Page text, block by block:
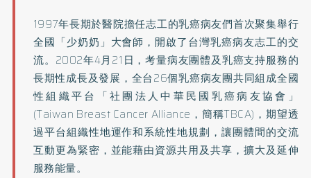
1997年長期於醫院擔任志工的乳癌病友們首次聚集舉行
全國「少奶奶」大會師，開啟了台灣乳癌病友志工的交
流。2002年4月21日，考量病友團體及乳癌支持服務的
長期性成長及發展，全台26個乳癌病友團共同組成全國
性組織平台「社團法人中華民國乳癌病友協會」
(Taiwan Breast Cancer Alliance，簡稱TBCA)，期望透
過平台組織性地運作和系統性地規劃，讓團體間的交流
互動更為緊密，並能藉由資源共用及共享，擴大及延伸
服務能量。